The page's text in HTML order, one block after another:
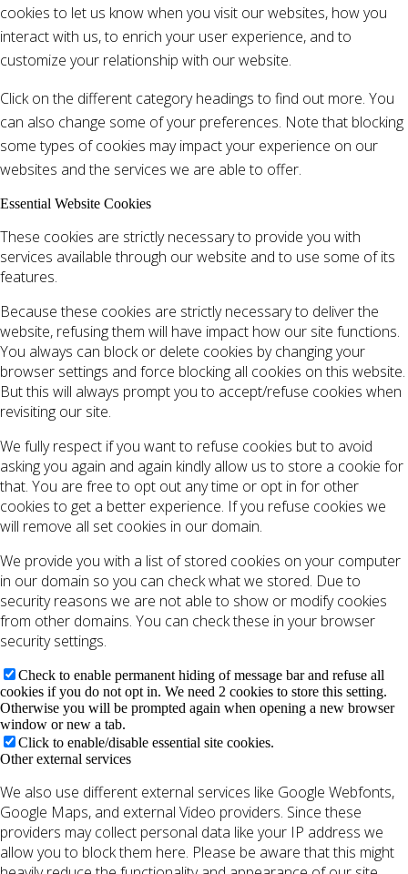
cookies to let us know when you visit our websites, how you
interact with us, to enrich your user experience, and to
customize your relationship with our website.
Click on the different category headings to find out more. You
can also change some of your preferences. Note that blocking
some types of cookies may impact your experience on our
websites and the services we are able to offer.
Essential Website Cookies
These cookies are strictly necessary to provide you with
services available through our website and to use some of its
features.
Because these cookies are strictly necessary to deliver the
website, refusing them will have impact how our site functions.
You always can block or delete cookies by changing your
browser settings and force blocking all cookies on this website.
But this will always prompt you to accept/refuse cookies when
revisiting our site.
We fully respect if you want to refuse cookies but to avoid
asking you again and again kindly allow us to store a cookie for
that. You are free to opt out any time or opt in for other
cookies to get a better experience. If you refuse cookies we
will remove all set cookies in our domain.
We provide you with a list of stored cookies on your computer
in our domain so you can check what we stored. Due to
security reasons we are not able to show or modify cookies
from other domains. You can check these in your browser
security settings.
Check to enable permanent hiding of message bar and refuse all
cookies if you do not opt in. We need 2 cookies to store this setting.
Otherwise you will be prompted again when opening a new browser
window or new a tab.
Click to enable/disable essential site cookies.
Other external services
We also use different external services like Google Webfonts,
Google Maps, and external Video providers. Since these
providers may collect personal data like your IP address we
allow you to block them here. Please be aware that this might